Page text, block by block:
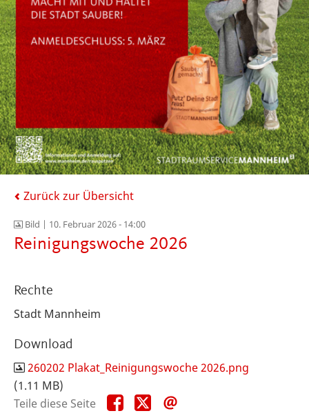
Zurück zur Übersicht
Bild | 10. Februar 2026 - 14:00
Reinigungswoche 2026
Rechte
Stadt Mannheim
Download
260202 Plakat_Reinigungswoche 2026.png
(1.11 MB)
Teile diese Seite
Teile
diese
Teile
diese